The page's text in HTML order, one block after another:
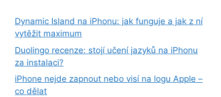
Dynamic Island na iPhonu: jak funguje a jak z ní
vytěžit maximum
Duolingo recenze: stojí učení jazyků na iPhonu
za instalaci?
iPhone nejde zapnout nebo visí na logu Apple –
co dělat